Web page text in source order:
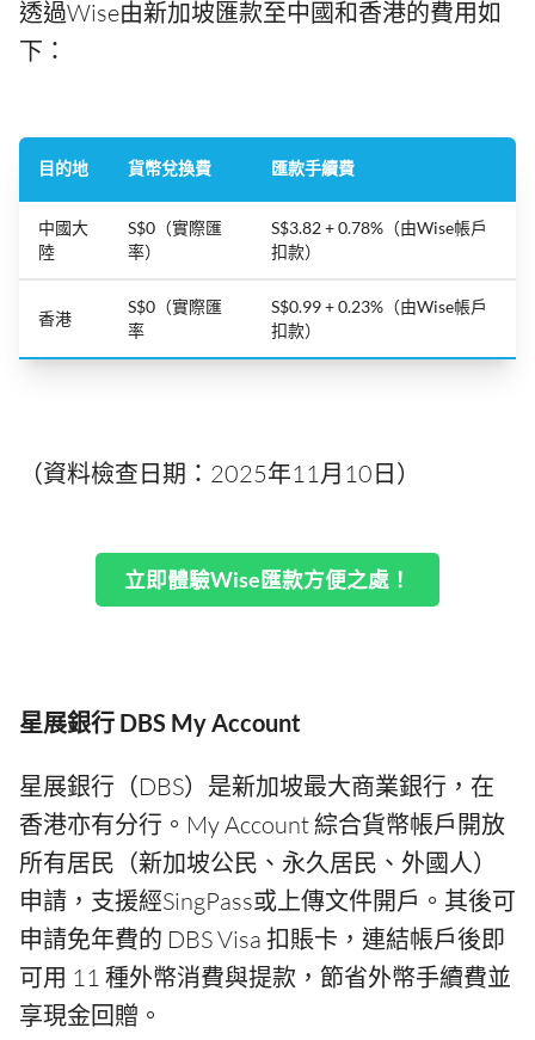
透過Wise由新加坡匯款至中國和香港的費用如
下：
目的地 貨幣兌換費 匯款手續費
中國大
陸
S$0（實際匯
率）
S$3.82 + 0.78%（由Wise帳戶
扣款）
香港
S$0（實際匯
率
S$0.99 + 0.23%（由Wise帳戶
扣款）
（資料檢查日期：2025年11月10日）
立即體驗Wise匯款方便之處！
星展銀行 DBS My Account
星展銀行（DBS）是新加坡最大商業銀行，在
香港亦有分行。My Account 綜合貨幣帳戶開放
所有居民（新加坡公民、永久居民、外國人）
申請，支援經SingPass或上傳文件開戶。其後可
申請免年費的 DBS Visa 扣賬卡，連結帳戶後即
可用 11 種外幣消費與提款，節省外幣手續費並
享現金回贈。